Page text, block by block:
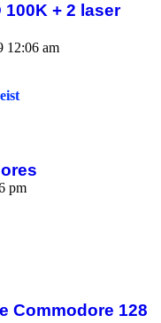
+ 2 laser
12:06 am
pm
Commodore 128